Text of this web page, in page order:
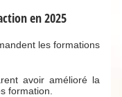
en 2025
les formations
avoir amélioré la
formation.